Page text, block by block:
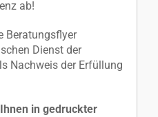
ab!
Beratungsflyer
Dienst der
Nachweis der Erfüllung
in gedruckter